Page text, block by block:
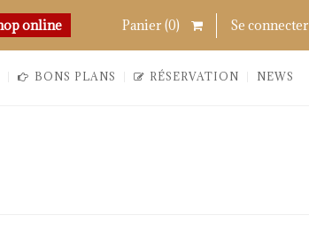
online Chercher
Panier (0) Links
Se connecter
BONS PLANS RÉSERVATION NEWS